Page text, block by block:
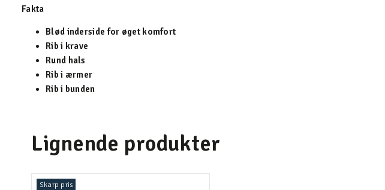
Fakta
Blød inderside for øget komfort
Rib i krave
Rund hals
Rib i ærmer
Rib i bunden
Lignende produkter
Skarp pris